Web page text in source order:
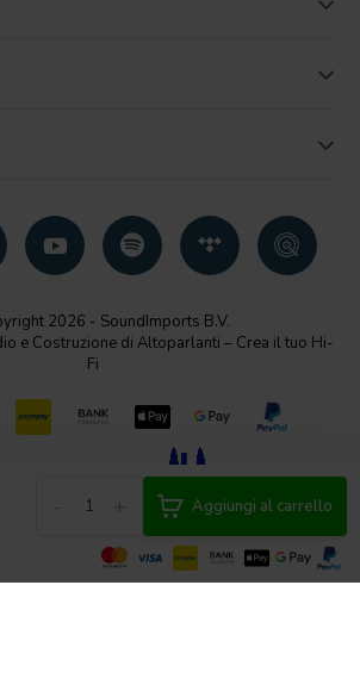
Aggiungi al carrello
2026 - SoundImports B.V.
e Costruzione di Altoparlanti – Crea il tuo Hi-
Fi